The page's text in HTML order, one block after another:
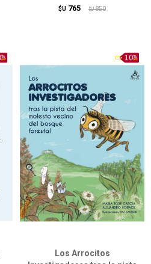
$U 765 $U 850
Los Arrocitos